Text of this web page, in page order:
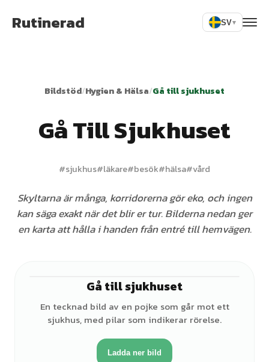
Rutinerad SV▾
Bildstöd/Hygien & Hälsa/Gå till sjukhuset
Gå Till Sjukhuset
#sjukhus#läkare#besök#hälsa#vård
Skyltarna är många, korridorerna gör eko, och ingen
kan säga exakt när det blir er tur. Bilderna nedan ger
en karta att hålla i handen från entré till hemvägen.
Gå till sjukhuset
En tecknad bild av en pojke som går mot ett
sjukhus, med pilar som indikerar rörelse.
Ladda ner bild